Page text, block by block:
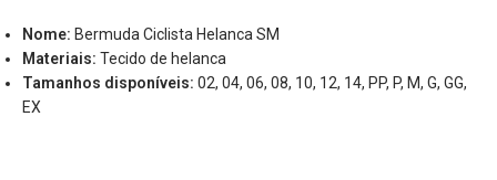
Nome: Bermuda Ciclista Helanca SM
Materiais: Tecido de helanca
Tamanhos disponíveis: 02, 04, 06, 08, 10, 12, 14, PP, P, M, G, GG,
EX